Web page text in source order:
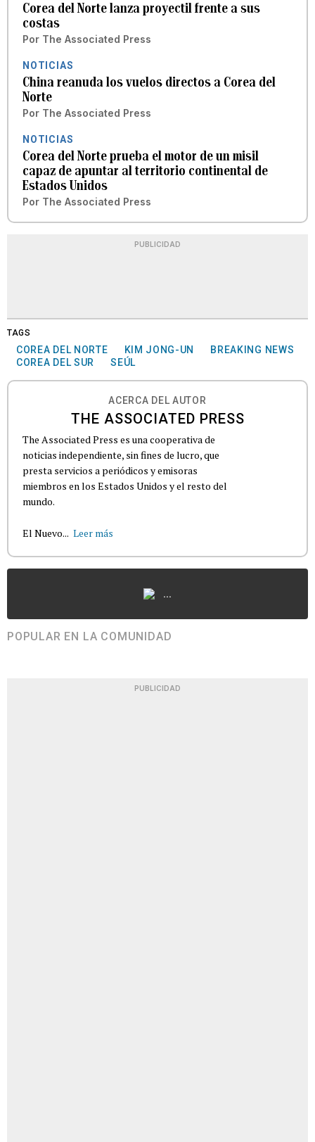
Corea del Norte lanza proyectil frente a sus
costas
Por The Associated Press
NOTICIAS
China reanuda los vuelos directos a Corea del
Norte
Por The Associated Press
NOTICIAS
Corea del Norte prueba el motor de un misil
capaz de apuntar al territorio continental de
Estados Unidos
Por The Associated Press
PUBLICIDAD
TAGS
COREA DEL NORTE KIM JONG-UN
BREAKING NEWS
COREA DEL SUR
SEÚL
ACERCA DEL AUTOR
THE ASSOCIATED PRESS
The Associated Press es una cooperativa de
noticias independiente, sin fines de lucro, que
presta servicios a periódicos y emisoras
miembros en los Estados Unidos y el resto del
mundo.
El Nuevo... Leer más
...
POPULAR EN LA COMUNIDAD
PUBLICIDAD